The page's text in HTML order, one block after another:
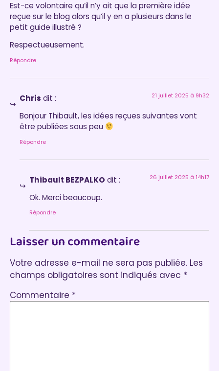
Est-ce volontaire qu’il n’y ait que la première idée
reçue sur le blog alors qu’il y en a plusieurs dans le
petit guide illustré ?
Respectueusement.
Répondre
Chris dit : 21 juillet 2025 à 9h32
Bonjour Thibault, les idées reçues suivantes vont
être publiées sous peu
Répondre
Thibault BEZPALKO dit : 26 juillet 2025 à 14h17
Ok. Merci beaucoup.
Répondre
Laisser un commentaire
Votre adresse e-mail ne sera pas publiée. Les
champs obligatoires sont indiqués avec *
Commentaire *